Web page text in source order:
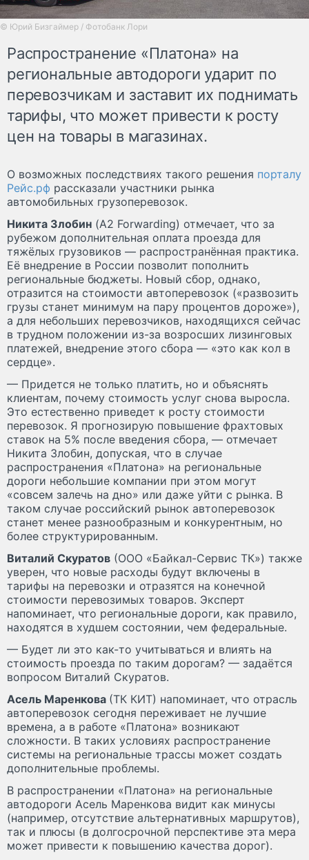
© Юрий Бизгаймер / Фотобанк Лори
Распространение «Платона» на
региональные автодороги ударит по
перевозчикам и заставит их поднимать
тарифы, что может привести к росту
цен на товары в магазинах.
О возможных последствиях такого решения порталу
Рейс.рф рассказали участники рынка
автомобильных грузоперевозок.
Никита Злобин (A2 Forwarding) отмечает, что за
рубежом дополнительная оплата проезда для
тяжёлых грузовиков — распространённая практика.
Её внедрение в России позволит пополнить
региональные бюджеты. Новый сбор, однако,
отразится на стоимости автоперевозок («развозить
грузы станет минимум на пару процентов дороже»),
а для небольших перевозчиков, находящихся сейчас
в трудном положении из-за возросших лизинговых
платежей, внедрение этого сбора — «это как кол в
сердце».
— Придется не только платить, но и объяснять
клиентам, почему стоимость услуг снова выросла.
Это естественно приведет к росту стоимости
перевозок. Я прогнозирую повышение фрахтовых
ставок на 5% после введения сбора, — отмечает
Никита Злобин, допуская, что в случае
распространения «Платона» на региональные
дороги небольшие компании при этом могут
«совсем залечь на дно» или даже уйти с рынка. В
таком случае российский рынок автоперевозок
станет менее разнообразным и конкурентным, но
более структурированным.
Виталий Скуратов (ООО «Байкал-Сервис ТК») также
уверен, что новые расходы будут включены в
тарифы на перевозки и отразятся на конечной
стоимости перевозимых товаров. Эксперт
напоминает, что региональные дороги, как правило,
находятся в худшем состоянии, чем федеральные.
— Будет ли это как-то учитываться и влиять на
стоимость проезда по таким дорогам? — задаётся
вопросом Виталий Скуратов.
Асель Маренкова (ТК КИТ) напоминает, что отрасль
автоперевозок сегодня переживает не лучшие
времена, а в работе «Платона» возникают
сложности. В таких условиях распространение
системы на региональные трассы может создать
дополнительные проблемы.
В распространении «Платона» на региональные
автодороги Асель Маренкова видит как минусы
(например, отсутствие альтернативных маршрутов),
так и плюсы (в долгосрочной перспективе эта мера
может привести к повышению качества дорог).